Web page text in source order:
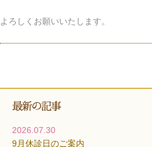
よろしくお願いいたします。
2026.07.30
9月休診日のご案内